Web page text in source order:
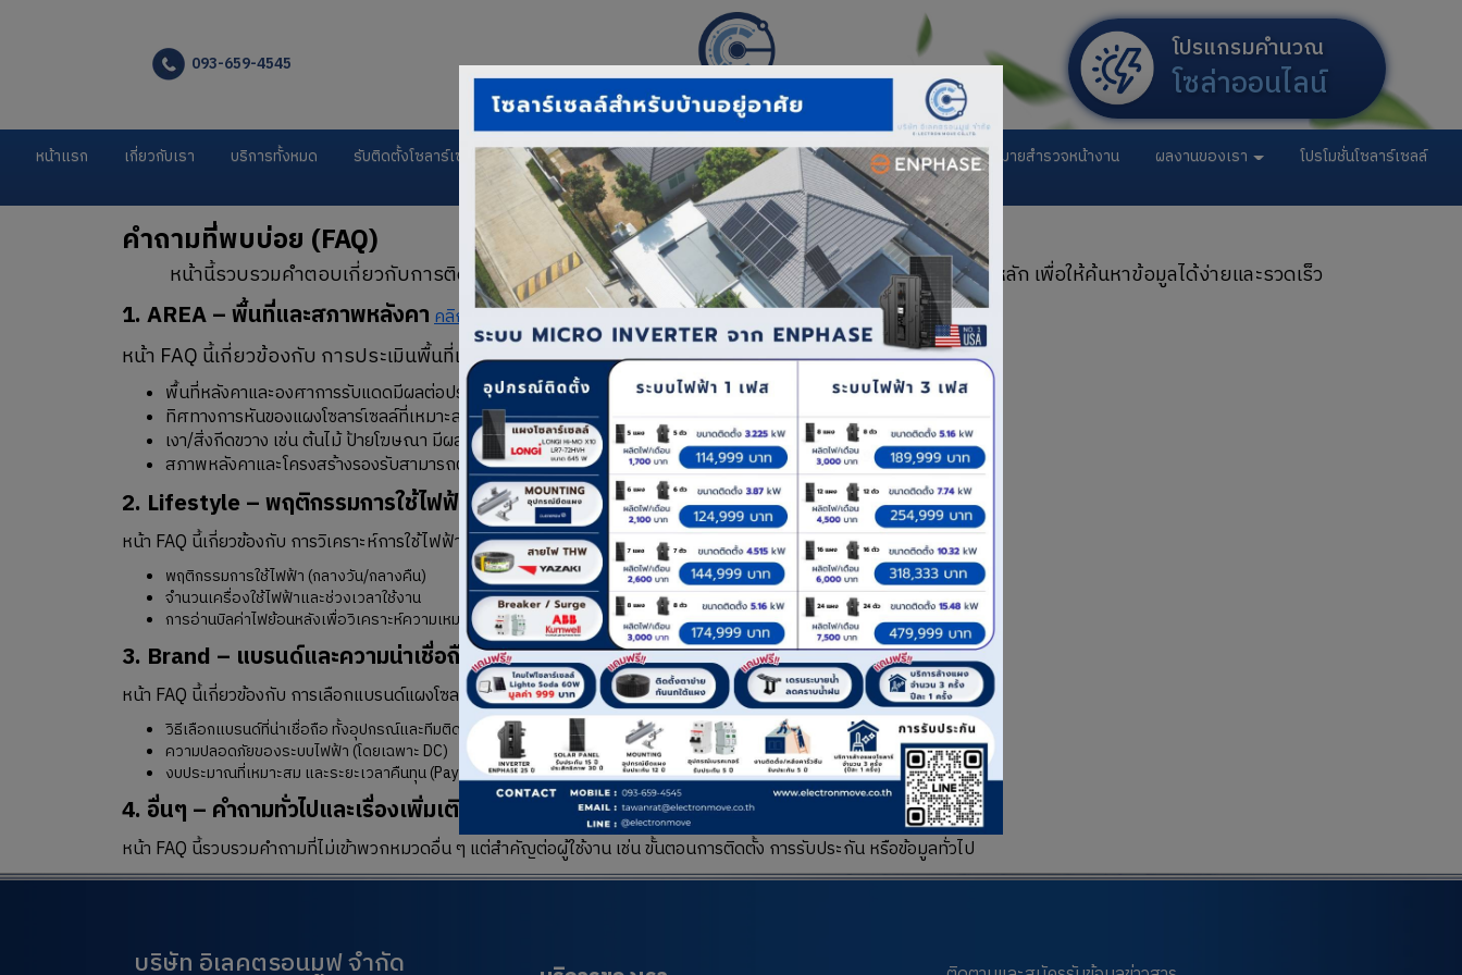
หน้าแรก เกี่ยวกับเรา บริการทั้งหมด รับติดตั้งโซลาร์เซลล์ อุปกรณ์ติดตั้งโซลาร์เซลล์ โปรแกรมคำนวณโซล่าออนไลน์ นัดหมายสำรวจหน้างาน ผลงานของเรา
โปรโมชั่นโซลาร์เซลล์
บทความ
ติดต่อเรา คำถามที่พบบ่อย
093-659-4545 โซล่าออนไลน์
คำถามที่พบบ่อย (FAQ)
หน้านี้รวบรวมคำตอบเกี่ยวกับการติดตั้งระบบโซลาร์อย่างครบถ้วน โดยจัดแบ่งคำถามออกเป็น 4 หมวดหลัก เพื่อให้ค้นหาข้อมูลได้ง่ายและรวดเร็ว
1. AREA – พื้นที่และสภาพหลังคาคลิกที่นี่เพื่ออ่าน
หน้า FAQ นี้เกี่ยวข้องกับ การประเมินพื้นที่และสภาพหลังคาก่อนติดตั้งแผงโซลาร์
พื้นที่หลังคาและองศาการรับแดดมีผลต่อประสิทธิภาพอย่างไร
ทิศทางการหันของแผงโซลาร์เซลล์ที่เหมาะสม
เงา/สิ่งกีดขวาง เช่น ต้นไม้ ป้ายโฆษณา มีผลต่อการผลิตไฟฟ้าอย่างไร
สภาพหลังคาและโครงสร้างรองรับสามารถติดตั้งแผงได้หรือไม่
2. Lifestyle – พฤติกรรมการใช้ไฟฟ้าคลิกที่นี่เพื่ออ่าน
หน้า FAQ นี้เกี่ยวข้องกับ การวิเคราะห์การใช้ไฟฟ้าของบ้านหรือธุรกิจ เพื่อประเมินความเหมาะสมของระบบโซลาร์
พฤติกรรมการใช้ไฟฟ้า (กลางวัน/กลางคืน)
จำนวนเครื่องใช้ไฟฟ้าและช่วงเวลาใช้งาน
การอ่านบิลค่าไฟย้อนหลังเพื่อวิเคราะห์ความเหมาะสม
3. Brand – แบรนด์และความน่าเชื่อถือคลิกที่นี่เพื่ออ่าน
หน้า FAQ นี้เกี่ยวข้องกับ การเลือกแบรนด์แผงโซลาร์และอุปกรณ์ รวมถึงเรื่องความปลอดภัยและงบประมาณ
วิธีเลือกแบรนด์ที่น่าเชื่อถือ ทั้งอุปกรณ์และทีมติดตั้ง
ความปลอดภัยของระบบไฟฟ้า (โดยเฉพาะ DC)
งบประมาณที่เหมาะสม และระยะเวลาคืนทุน (Payback Period)
4. อื่นๆ – คำถามทั่วไปและเรื่องเพิ่มเติม
คลิกที่นี่เพื่ออ่าน
หน้า FAQ นี้รวบรวมคำถามที่ไม่เข้าพวกหมวดอื่น ๆ แต่สำคัญต่อผู้ใช้งาน เช่น ขั้นตอนการติดตั้ง การรับประกัน หรือข้อมูลทั่วไป
บริษัท อิเลคตรอนมูฟ จำกัด